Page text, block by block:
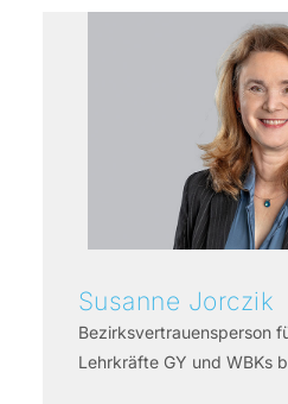
Susanne Jorczik
Bezirksvertrauensperson
Lehrkräfte GY und WBKs